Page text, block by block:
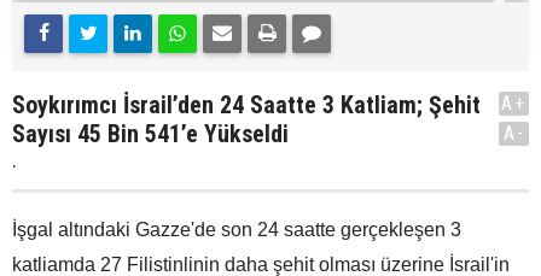
Soykırımcı İsrail’den 24 Saatte 3 Katliam; Şehit
Sayısı 45 Bin 541’e Yükseldi
.
A+
A-
İşgal altındaki Gazze'de son 24 saatte gerçekleşen 3
katliamda 27 Filistinlinin daha şehit olması üzerine İsrail'in